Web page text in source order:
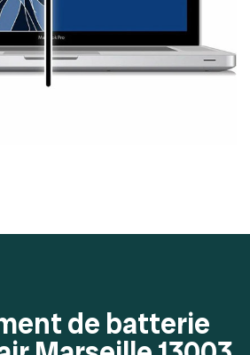
de batterie